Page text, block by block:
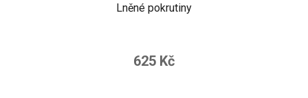
Lněné pokrutiny
625 Kč